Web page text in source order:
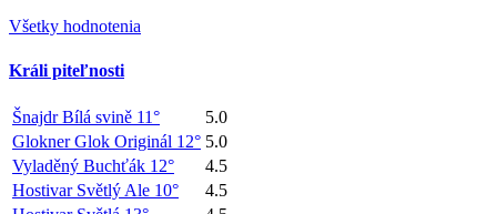
Všetky hodnotenia
Králi piteľnosti
Šnajdr Bílá svině 11°
5.0
Glokner Glok Originál 12° 5.0
Vyladěný Buchťák 12°
4.5
Hostivar Světlý Ale 10°
4.5